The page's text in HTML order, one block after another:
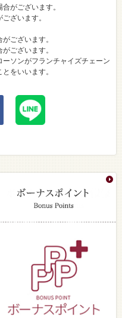
がございます。
ざいます。
ございます。
ございます。
ソンがフランチャイズチェーン
をいいます。